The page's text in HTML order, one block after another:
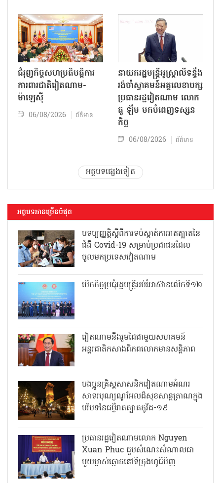
ជំរុញកិច្ចសហប្រតិបត្តិការ
ការពារជាតិវៀតណាម-
ម៉ាឡេស៊ី
06/08/2026 ព័ត៌មាន
នាយករដ្ឋមន្ត្រីអូស្ត្រាលីទន្ទឹង
រង់ចាំស្វាគមន៍អគ្គលេខាបក្ស
ប្រធានរដ្ឋវៀតណាម លោក
តូ ឡឹម មកបំពេញទស្សន
កិច្ច
06/08/2026 ព័ត៌មាន
អត្ថបទផ្សេងទៀត
អត្ថបទអានច្រើនបំផុត
បទប្បញ្ញត្តិស្តីពីការទប់ស្កាត់ការរាតត្បាតនៃ
ជំងឺ Covid-19 សម្រាប់ប្រជាជនដែល
ចូលមកប្រទេសវៀតណាម
បើកកិច្ចប្រជុំរដ្ឋមន្ត្រីអប់រំអាស៊ានលើកទី១២
វៀតណាមនឹងរួមដៃជាមួយសហគមន៍
អន្តរជាតិកសាងពិភពលោកមានសន្តិភាព
បងប្អូនគ្រិស្តសាសនិកវៀតណាមអំណរ
សាទរបុណ្យណូអែលដ៏សុខសាន្តត្រាណក្នុង
បរិបទនៃជម្ងឺរាតត្បាតកូវីដ-១៩
ប្រធានរដ្ឋវៀតណាមលោក Nguyen
Xuan Phuc ជួបសំណេះសំណាលជា
មួយម្ចាស់ឆ្នោតនៅទីក្រុងហូជីមិញ